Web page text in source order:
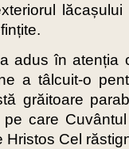
adus în atenția
a tâlcuit-o
grăitoare
care
Cel